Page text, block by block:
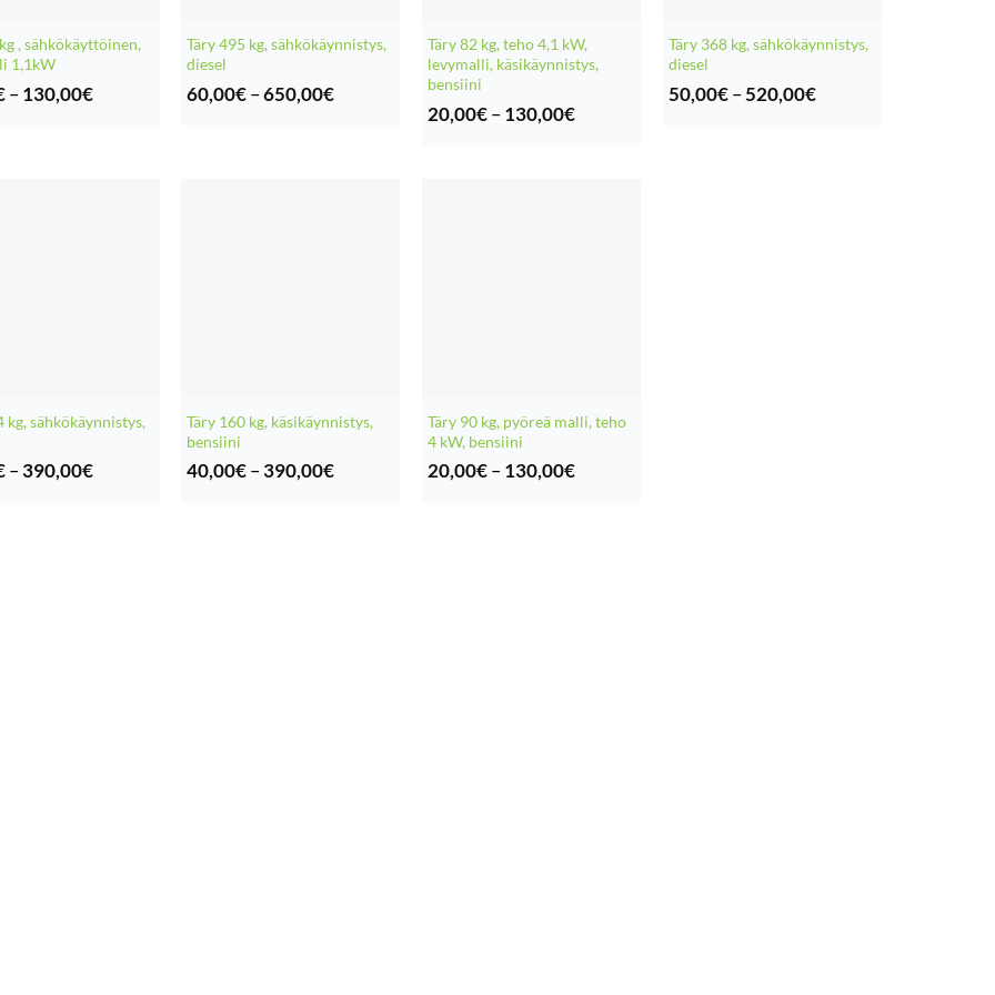
, sähkökäyttöinen,
1,1kW
–130,00€Hintaluokka:
Täry 495 kg, sähkökäynnistys,
diesel
60,00€–650,00€Hintaluokka:
Täry 82 kg, teho 4,1 kW,
levymalli, käsikäynnistys,
bensiini
20,00€–130,00€Hintaluokka:
Täry 368 kg, sähkökäynnistys,
diesel
50,00€–520,00€Hintaluokka:
kg, sähkökäynnistys,
–390,00€Hintaluokka:
Täry 160 kg, käsikäynnistys,
bensiini
40,00€–390,00€Hintaluokka:
Täry 90 kg, pyöreä malli, teho
4 kW, bensiini
20,00€–130,00€Hintaluokka: